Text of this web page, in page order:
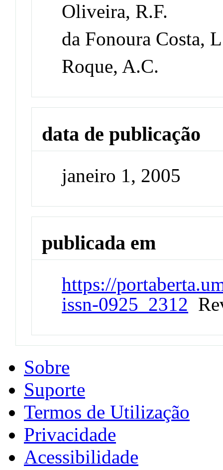
Oliveira, R.F.
da Fonoura Costa,
Roque, A.C.
data de publicação
janeiro 1, 2005
publicada em
https://
issn-0925_2312
Sobre
Suporte
Termos de Utilização
Privacidade
Acessibilidade